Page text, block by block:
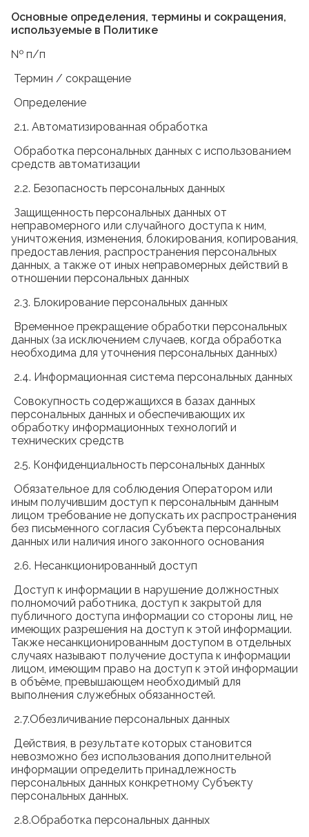
Основные определения, термины и сокращения,
используемые в Политике
№ п/п
Термин / сокращение
Определение
2.1. Автоматизированная обработка
Обработка персональных данных с использованием
средств автоматизации
2.2. Безопасность персональных данных
Защищенность персональных данных от
неправомерного или случайного доступа к ним,
уничтожения, изменения, блокирования, копирования,
предоставления, распространения персональных
данных, а также от иных неправомерных действий в
отношении персональных данных
2.3. Блокирование персональных данных
Временное прекращение обработки персональных
данных (за исключением случаев, когда обработка
необходима для уточнения персональных данных)
2.4. Информационная система персональных данных
Совокупность содержащихся в базах данных
персональных данных и обеспечивающих их
обработку информационных технологий и
технических средств
2.5. Конфиденциальность персональных данных
Обязательное для соблюдения Оператором или
иным получившим доступ к персональным данным
лицом требование не допускать их распространения
без письменного согласия Субъекта персональных
данных или наличия иного законного основания
2.6. Несанкционированный доступ
Доступ к информации в нарушение должностных
полномочий работника, доступ к закрытой для
публичного доступа информации со стороны лиц, не
имеющих разрешения на доступ к этой информации.
Также несанкционированным доступом в отдельных
случаях называют получение доступа к информации
лицом, имеющим право на доступ к этой информации
в объёме, превышающем необходимый для
выполнения служебных обязанностей.
2.7.Обезличивание персональных данных
Действия, в результате которых становится
невозможно без использования дополнительной
информации определить принадлежность
персональных данных конкретному Субъекту
персональных данных.
2.8.Обработка персональных данных